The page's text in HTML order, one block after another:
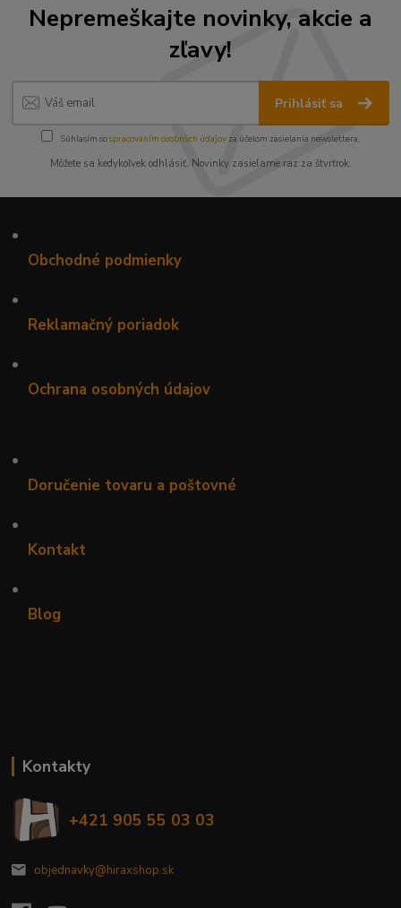
Nepremeškajte novinky, akcie a
zľavy!
Prihlásiť sa
Súhlasím sospracovaním osobných údajov za účelom zasielania newslettera.
Môžete sa kedykoľvek odhlásiť. Novinky zasielame raz za štvrťrok.
•
Obchodné podmienky
•
Reklamačný poriadok
•
Ochrana osobných údajov
•
Doručenie tovaru a poštovné
•
Kontakt
•
Blog
Kontakty
+421 905 55 03 03
objednavky@hiraxshop.sk